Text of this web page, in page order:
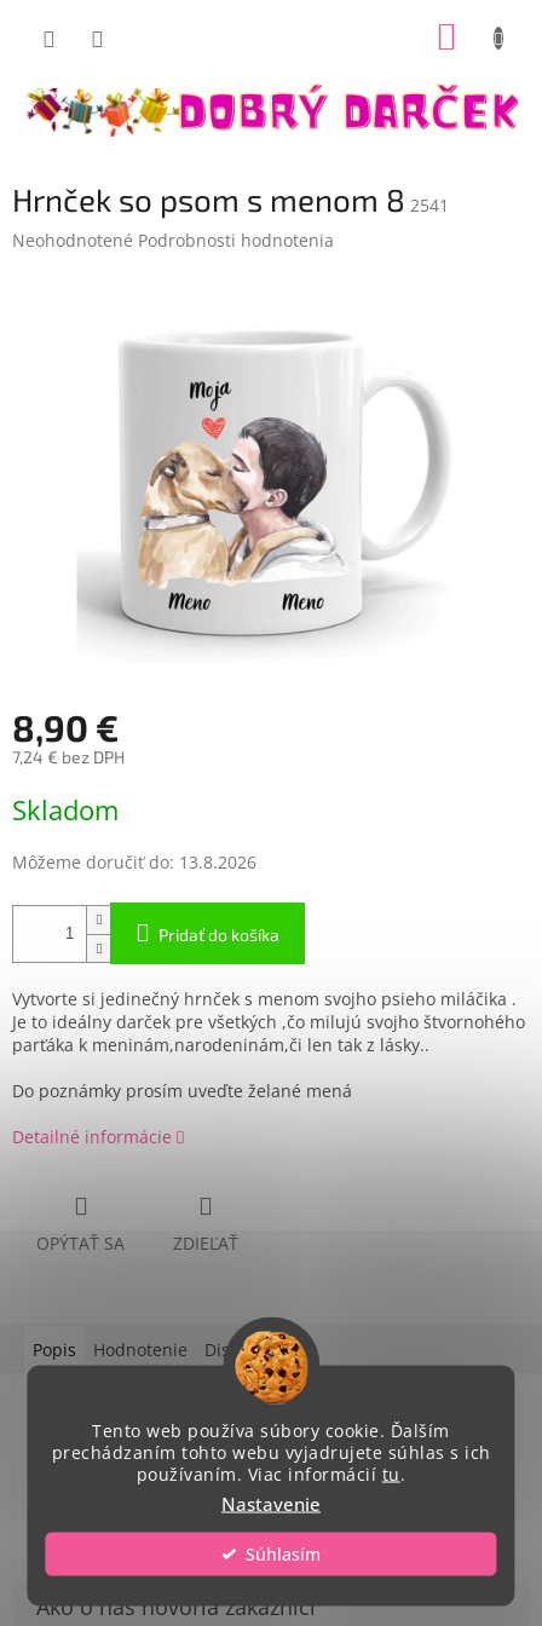
Tento web používa súbory cookie. Ďalším
prechádzaním tohto webu vyjadrujete súhlas s ich
používaním. Viac informácií tu.
Nastavenie
Súhlasím
Hrnček so psom s menom 8 2541
Priemerné
Neohodnotené Podrobnosti hodnotenia
8,90 €
7,24 € bez DPH
cena:
Skladom
Môžeme doručiť do: 13.8.2026
Pridať do košíka
Vytvorte si jedinečný hrnček s menom svojho psieho miláčika .
Je to ideálny darček pre všetkých ,čo milujú svojho štvornohého
parťáka k meninám,narodeninám,či len tak z lásky..
Do poznámky prosím uveďte želané mená
Detailné informácie
OPÝTAŤ SA ZDIEĽAŤ
Popis Hodnotenie Diskusia
objem: 350 ml
vhodný aj do umývačky riadu
Dobrý darček